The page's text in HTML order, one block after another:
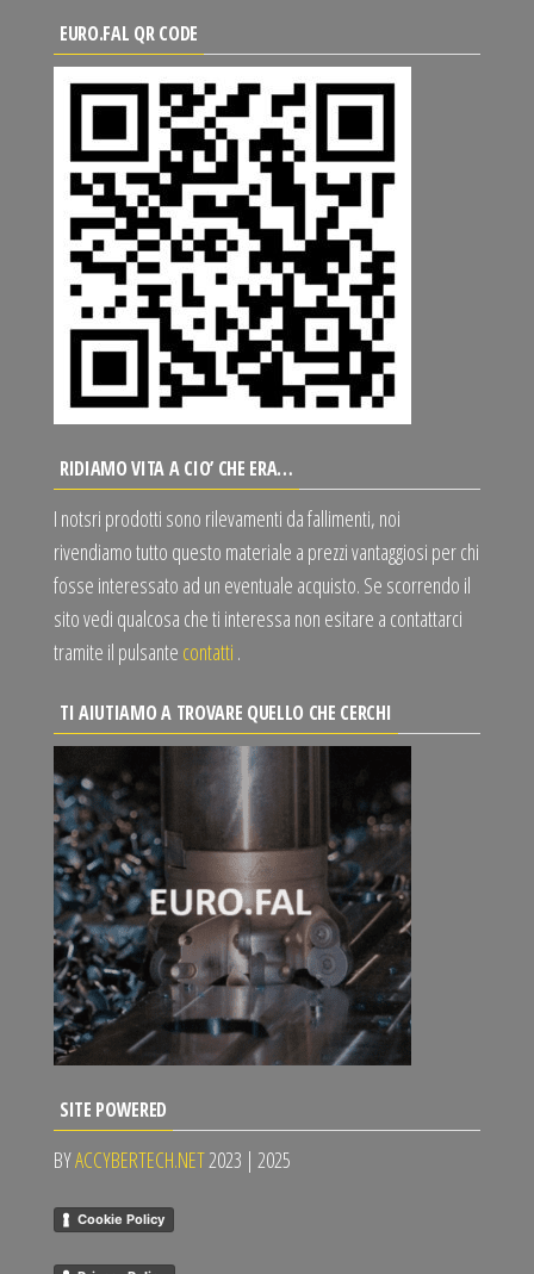
EURO.FAL QR CODE
RIDIAMO VITA A CIO’ CHE ERA…
I notsri prodotti sono rilevamenti da fallimenti, noi
rivendiamo tutto questo materiale a prezzi vantaggiosi per chi
fosse interessato ad un eventuale acquisto. Se scorrendo il
sito vedi qualcosa che ti interessa non esitare a contattarci
tramite il pulsante contatti .
TI AIUTIAMO A TROVARE QUELLO CHE CERCHI
SITE POWERED
BYACCYBERTECH.NET2023 | 2025
Cookie Policy